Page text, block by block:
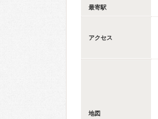
最寄駅
アクセス
地図